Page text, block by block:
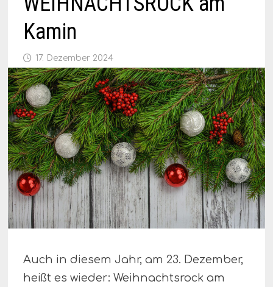
Kamin
17. Dezember 2024
Auch in diesem Jahr, am 23. Dezember,
heißt es wieder: Weihnachtsrock am